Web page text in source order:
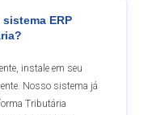
ERP
instale em seu
Nosso sistema já
Tributária